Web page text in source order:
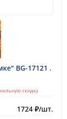
BG-17121 .
скидку
1724 ₽/шт.